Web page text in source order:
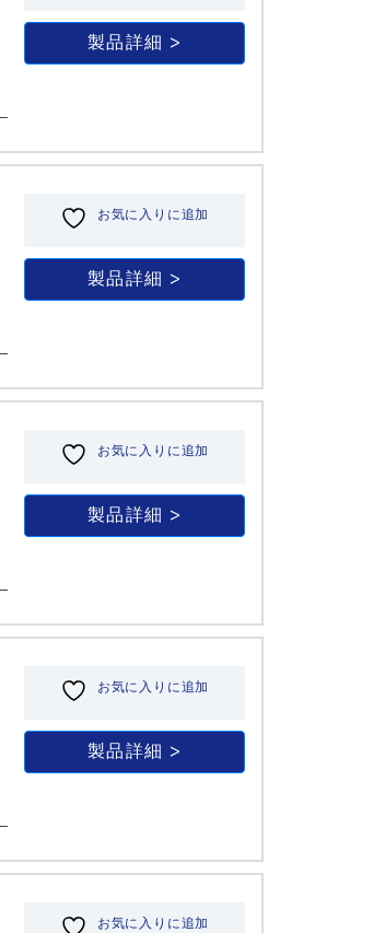
製品詳細
お気に入りに追加
製品詳細
お気に入りに追加
製品詳細
お気に入りに追加
製品詳細
お気に入りに追加